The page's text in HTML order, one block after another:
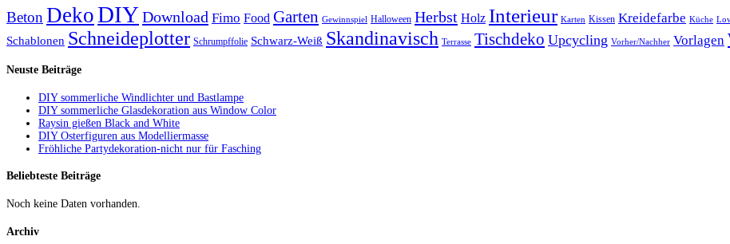
Beton DekoDIYDownload Fimo Food Garten Gewinnspiel Halloween Herbst Holz Interieur Karten Kissen Kreidefarbe Küche
Schablonen Schneideplotter Schrumpffolie Schwarz-Weiß Skandinavisch Terrasse Tischdeko Upcycling Vorher/Nachher Vorlagen
Neuste Beiträge
DIY sommerliche Windlichter und Bastlampe
DIY sommerliche Glasdekoration aus Window Color
Raysin gießen Black and White
DIY Osterfiguren aus Modelliermasse
Fröhliche Partydekoration-nicht nur für Fasching
Beliebteste Beiträge
Noch keine Daten vorhanden.
Archiv